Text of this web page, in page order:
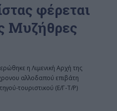
φέρεται
Μυζήθρες
η Λιμενική Αρχή της
αλλοδαπού επιβάτη
τουριστικού (Ε/Γ-Τ/Ρ)